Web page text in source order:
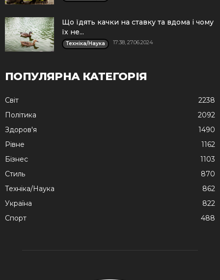
Що їдять качки на ставку та вдома і чому
їх не...
Техніка/Наука 17:38, 27.06.2024
ПОПУЛЯРНА КАТЕГОРІЯ
Cвіт
2238
Політика
2092
Здоров'я
1490
Рівне
1162
Бізнес
1103
Стиль
870
Техніка/Наука
862
Україна
822
Спорт
488